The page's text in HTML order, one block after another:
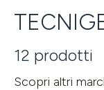
12 prodotti
Scopri altri